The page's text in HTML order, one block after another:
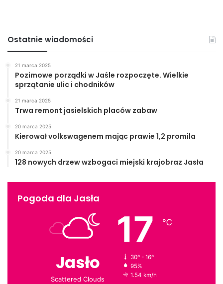
Ostatnie wiadomości
21 marca 2025
Pozimowe porządki w Jaśle rozpoczęte. Wielkie
sprzątanie ulic i chodników
21 marca 2025
Trwa remont jasielskich placów zabaw
20 marca 2025
Kierował volkswagenem mając prawie 1,2 promila
20 marca 2025
128 nowych drzew wzbogaci miejski krajobraz Jasła
Pogoda dla Jasła
Jasło
Scattered Clouds
17 ℃
30º - 16º
95%
1.54 km/h